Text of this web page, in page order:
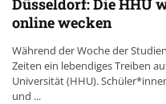
Düsseldorf: Die HHU
online wecken
Während der Woche der
Zeiten ein lebendiges Treiben
Universität (HHU).
und ...